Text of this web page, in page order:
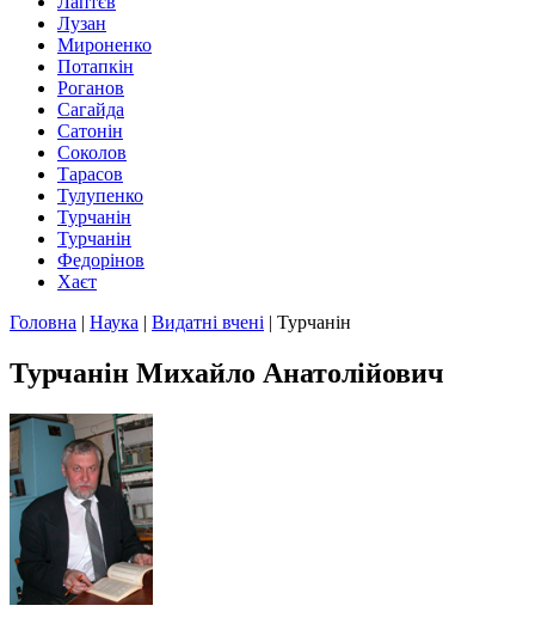
Лузан
Мироненко
Потапкін
Роганов
Сагайда
Сатонін
Соколов
Тарасов
Тулупенко
Турчанін
Турчанін
Федорінов
Хаєт
Головна | Наука | Видатні вчені | Турчанін
Турчанін Михайло Анатолійович